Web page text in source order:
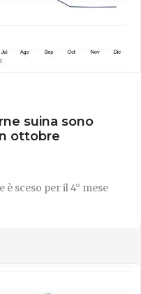
suina sono
ottobre
sceso per il 4° mese